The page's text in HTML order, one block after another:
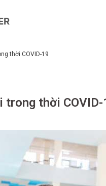
thời COVID-19
trong thời COVID-